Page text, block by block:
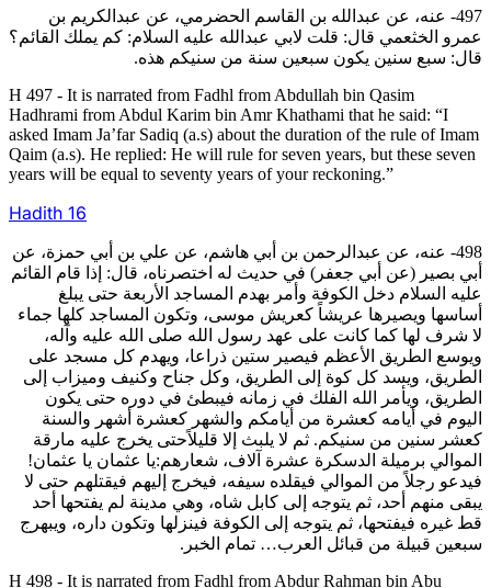
497- عنه، عن عبدالله بن القاسم الحضرمي، عن عبدالكريم بن
عمرو الخثعمي قال: قلت لابي عبدالله عليه السلام: كم يملك القائم؟
قال: سبع سنين يكون سبعين سنة من سنيكم هذه.
H 497 - It is narrated from Fadhl from Abdullah bin Qasim
Hadhrami from Abdul Karim bin Amr Khathami that he said: “I
asked Imam Ja’far Sadiq (a.s) about the duration of the rule of Imam
Qaim (a.s). He replied: He will rule for seven years, but these seven
years will be equal to seventy years of your reckoning.”
Hadith 16
498- عنه، عن عبدالرحمن بن أبي هاشم، عن علي بن أبي حمزة، عن
أبي بصير (عن أبي جعفر) في حديث له اختصرناه، قال: إذا قام القائم
عليه السلام دخل الكوفة وأمر بهدم المساجد الأربعة حتى يبلغ
أساسها ويصيرها عريشاً كعريش موسى، وتكون المساجد كلها جماء
لا شرف لها كما كانت على عهد رسول الله صلى الله عليه وآله،
ويوسع الطريق الأعظم فيصير ستين ذراعا، ويهدم كل مسجد على
الطريق، ويسد كل كوة إلى الطريق، وكل جناح وكنيف وميزاب إلى
الطريق، ويأمر الله الفلك في زمانه فيبطئ في دوره حتى يكون
اليوم في أيامه كعشرة من أيامكم والشهر كعشرة أشهر والسنة
كعشر سنين من سنيكم. ثم لا يلبث إلا قليلاًحتى يخرج عليه مارقة
الموالي برميلة الدسكرة عشرة آلاف، شعارهم:يا عثمان يا عثمان!
فيدعو رجلاً من الموالي فيقلده سيفه، فيخرج إليهم فيقتلهم حتى لا
يبقى منهم أحد، ثم يتوجه إلى كابل شاه، وهي مدينة لم يفتحها أحد
قط غيره فيفتحها، ثم يتوجه إلى الكوفة فينزلها وتكون داره، ويبهرج
سبعين قبيلة من قبائل العرب… تمام الخبر.
H 498 - It is narrated from Fadhl from Abdur Rahman bin Abu